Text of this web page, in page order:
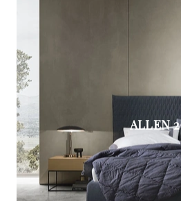
ALLEN 2